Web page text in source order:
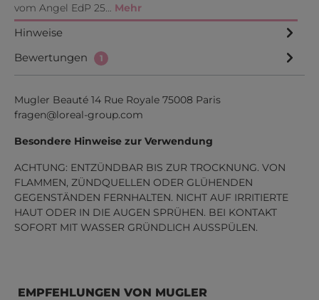
vom Angel EdP 25… Mehr
Hinweise
Bewertungen
1
Mugler Beauté 14 Rue Royale 75008 Paris
fragen@loreal-group.com
Besondere Hinweise zur Verwendung
ACHTUNG: ENTZÜNDBAR BIS ZUR TROCKNUNG. VON
FLAMMEN, ZÜNDQUELLEN ODER GLÜHENDEN
GEGENSTÄNDEN FERNHALTEN. NICHT AUF IRRITIERTE
HAUT ODER IN DIE AUGEN SPRÜHEN. BEI KONTAKT
SOFORT MIT WASSER GRÜNDLICH AUSSPÜLEN.
Produktgalerie überspringen
EMPFEHLUNGEN VON MUGLER